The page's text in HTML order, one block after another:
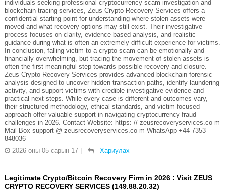
individuals seeking professional cryptocurrency scam investigation and
blockchain tracing services, Zeus Crypto Recovery Services offers a
confidential starting point for understanding where stolen assets were
moved and what recovery options may still exist. Their investigative
process focuses on clarity, evidence-based analysis, and realistic
guidance during what is often an extremely difficult experience for victims.
In conclusion, falling victim to a crypto scam can be emotionally and
financially overwhelming, but tracing the movement of stolen assets is
often the first meaningful step towards possible recovery and closure.
Zeus Crypto Recovery Services provides advanced blockchain forensic
analysis designed to uncover hidden transaction paths, identify laundering
activity, and support victims with credible investigative evidence and
practical next steps. While every case is different and outcomes vary,
their structured methodology, ethical standards, and victim-focused
approach offer valuable support in navigating cryptocurrency fraud
challenges in 2026. Contact Website: https: // zeusrecoveryservices.co m
Mail-Box support @ zeusrecoveryservices.co m WhatsApp +44 7353
848036
2026 оны 05 сарын 17 | Хариулах
Legitimate Crypto/Bitcoin Recovery Firm in 2026 : Visit ZEUS
CRYPTO RECOVERY SERVICES (149.88.20.32)